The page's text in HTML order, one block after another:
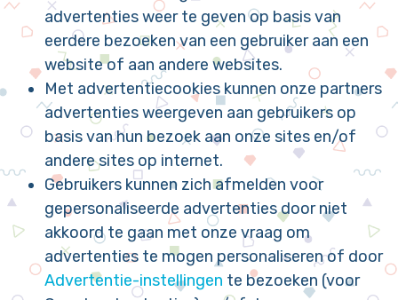
advertenties weer te geven op basis van
eerdere bezoeken van een gebruiker aan een
website of aan andere websites.
Met advertentiecookies kunnen onze partners
advertenties weergeven aan gebruikers op
basis van hun bezoek aan onze sites en/of
andere sites op internet.
Gebruikers kunnen zich afmelden voor
gepersonaliseerde advertenties door niet
akkoord te gaan met onze vraag om
advertenties te mogen personaliseren of door
Advertentie-instellingen te bezoeken (voor